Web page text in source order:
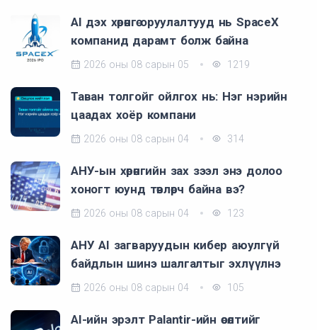
AI дэх хөрөнгө оруулалтууд нь SpaceX
компанид дарамт болж байна
2026 оны 08 сарын 05 1219
Таван толгойг ойлгох нь: Нэг нэрийн
цаадах хоёр компани
2026 оны 08 сарын 04 314
АНУ-ын хөрөнгийн зах зээл энэ долоо
хоногт юунд төвлөрч байна вэ?
2026 оны 08 сарын 04 123
АНУ AI загваруудын кибер аюулгүй
байдлын шинэ шалгалтыг эхлүүлнэ
2026 оны 08 сарын 04 105
AI-ийн эрэлт Palantir-ийн өсөлтийг